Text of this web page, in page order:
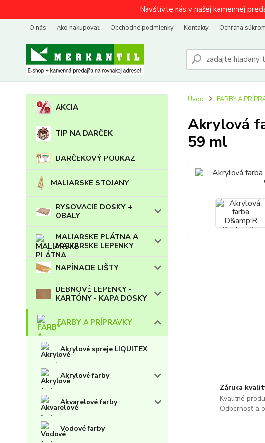
Navštívte nás v našej kamennej
O nás Ako nakupovať Obchodné podmienky Kontakty Ochrana
AKCIA
TIP NA DARČEK
DARČEKOVÝ POUKAZ
MALIARSKE STOJANY
RYSOVACIE DOSKY +
OBALY
MALIARSKE PLÁTNA A
MALIARSKE LEPENKY
NAPÍNACIE LIŠTY
DEBNOVÉ LEPENKY -
KARTÓNY - KAPA DOSKY
FARBY A PRÍPRAVKY
Akrylové spreje LIQUITEX
Akrylové farby
Akvarelové farby
Vodové farby
Úvod FARBY A
Akrylová
59 ml
Záruka
Kvalitné
Odbornosť a